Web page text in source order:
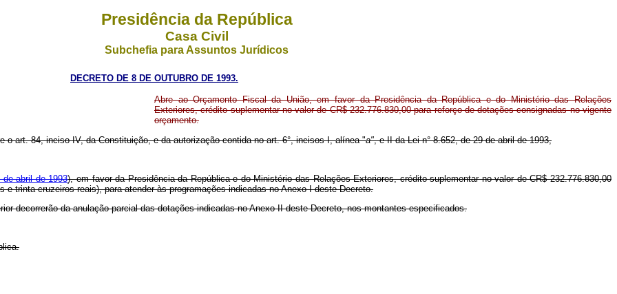
Presidência da República
Casa Civil
Subchefia para Assuntos Jurídicos
DECRETO DE 8 DE OUTUBRO DE 1993.
Abre ao Orçamento Fiscal da União, em favor da Presidência da República e do Ministério das Relações
Exteriores, crédito suplementar no valor de CR$ 232.776.830,00 para reforço de dotações consignadas no vigente
orçamento.
o art. 84, inciso IV, da Constituição, e da autorização contida no art. 6°, incisos I, alínea "a", e II da Lei n° 8.652, de 29 de abril de 1993,
de abril de 1993), em favor da Presidência da República e do Ministério das Relações Exteriores, crédito suplementar no valor de CR$ 232.776.830,00
trinta cruzeiros reais), para atender às programações indicadas no Anexo I deste Decreto.
decorrerão da anulação parcial das dotações indicadas no Anexo II deste Decreto, nos montantes especificados.